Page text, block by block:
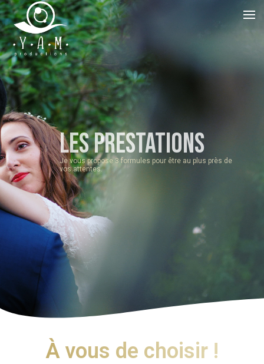
Je vous propose 3 formules pour être au plus près de
vos attentes.
Les Prestations
À vous de choisir !